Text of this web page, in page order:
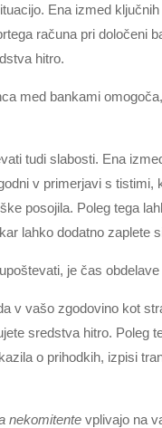
Ena izmed
računa pri določeni
hitro.
med bankami
tudi slabosti. Ena
v primerjavi s
posojila. Poleg tega
lahko dodatno zaplete
je čas obdelave
v vašo zgodovino kot
sredstva hitro. Poleg
o prihodkih, izpisi
nekomitente vplivajo na